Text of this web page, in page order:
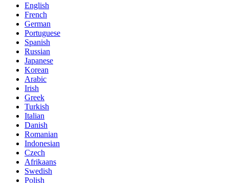
English
French
German
Portuguese
Spanish
Russian
Japanese
Korean
Arabic
Irish
Greek
Turkish
Italian
Danish
Romanian
Indonesian
Czech
Afrikaans
Swedish
Polish